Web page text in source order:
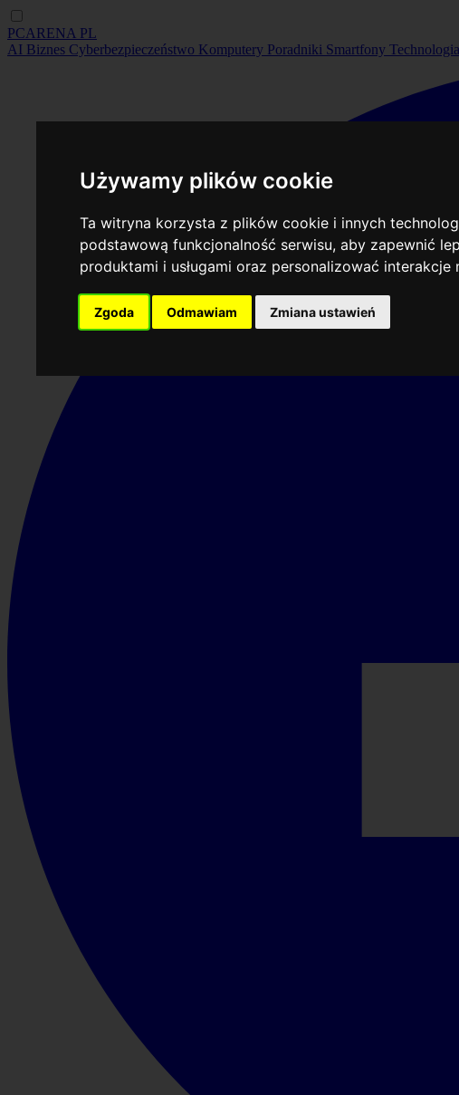
Używamy plików cookie
Ta witryna korzysta z plików cookie i innych
podstawową funkcjonalność serwisu,aby zapewnić
produktami i usługami oraz personalizować interakcje
Zgoda Odmawiam Zmiana ustawień
PCARENA PL
AI Biznes Cyberbezpieczeństwo Komputery Poradniki Smartfony Technologia